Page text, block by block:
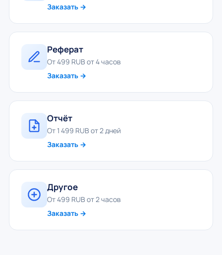
Заказать →
Реферат
От 499 RUB от 4 часов
Заказать →
Отчёт
От 1 499 RUB от 2 дней
Заказать →
Другое
От 499 RUB от 2 часов
Заказать →